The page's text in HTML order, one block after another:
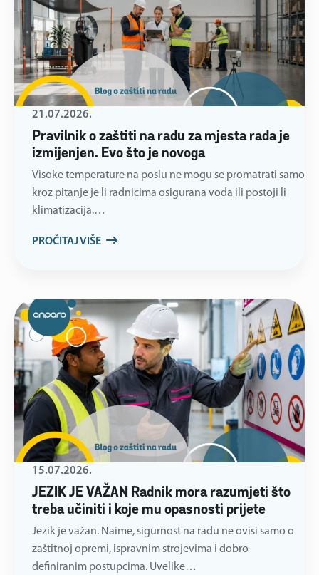
Pravilnik o zaštiti na radu za mjesta rada je
izmijenjen. Evo što je novoga
21.07.2026.
Visoke temperature na poslu ne mogu se promatrati samo
kroz pitanje je li radnicima osigurana voda ili postoji li
klimatizacija.…
PROČITAJ VIŠE
JEZIK JE VAŽAN Radnik mora razumjeti što
treba učiniti i koje mu opasnosti prijete
15.07.2026.
Jezik je važan. Naime, sigurnost na radu ne ovisi samo o
zaštitnoj opremi, ispravnim strojevima i dobro
definiranim postupcima. Uvelike…